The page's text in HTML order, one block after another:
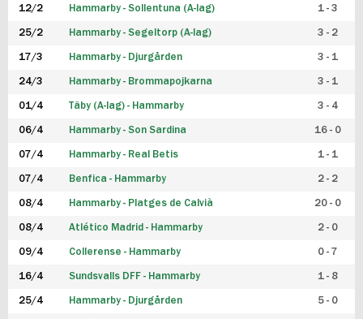
F19
FUTSAL HERR
FUTSAL DAM
12/2 Hammarby - Sollentuna (A-lag) 1 - 3
25/2 Hammarby - Segeltorp (A-lag) 3 - 2
17/3 Hammarby - Djurgården 3 - 1
24/3 Hammarby - Brommapojkarna 3 - 1
01/4 Täby (A-lag) - Hammarby 3 - 4
06/4 Hammarby - Son Sardina 16 - 0
07/4 Hammarby - Real Betis 1 - 1
07/4 Benfica - Hammarby 2 - 2
08/4 Hammarby - Platges de Calvià 20 - 0
08/4 Atlético Madrid - Hammarby 2 - 0
09/4 Collerense - Hammarby 0 - 7
16/4 Sundsvalls DFF - Hammarby 1 - 8
25/4 Hammarby - Djurgården 5 - 0